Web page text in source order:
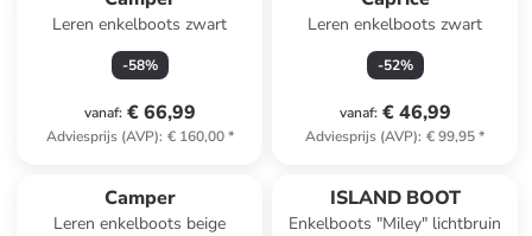
Leren enkelboots zwart
-58%
vanaf: € 66,99
Adviesprijs (AVP): € 160,00*
Leren enkelboots zwart
-52%
vanaf: € 46,99
Adviesprijs (AVP): € 99,95*
Camper
Leren enkelboots beige
ISLAND BOOT
Enkelboots "Miley" lichtbruin